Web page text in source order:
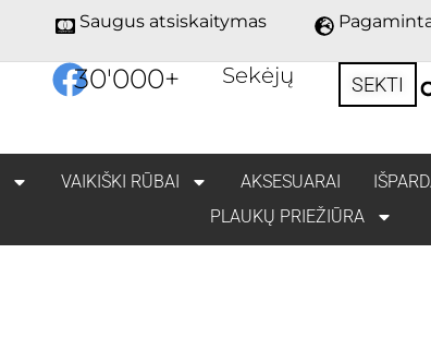
Saugus atsiskaitymas
30'000+ Sekėjų SEKTI
VAIKIŠKI RŪBAI AKSESUARAI
PLAUKŲ PRIEŽIŪRA